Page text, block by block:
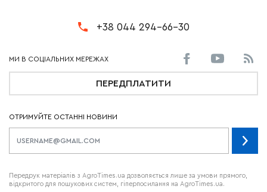
+38 044 294-66-30
ПЕРЕДПЛАТИТИ
ОТРИМУЙТЕ ОСТАННІ НОВИНИ
Передрук матеріалів з AgroTimes.ua дозволяється лише за умови прямого,
відкритого для пошукових систем, гіперпосилання на AgroTimes.ua.